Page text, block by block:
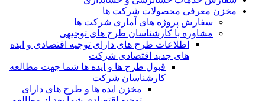
مخزن معرفی محصولات شرکت ها
سفارش پروژه های آماری شرکت ها
مشاوره با کارشناسان طرح های توجیهی
اطلاعات طرح های دارای توجیه اقتصادی و ایده
های جدید اقتصادی شرکت
قبول طرح ها و ایده ها شما جهت مطالعه
کارشناسان شرکت
مخزن ایده ها و طرح های دارای